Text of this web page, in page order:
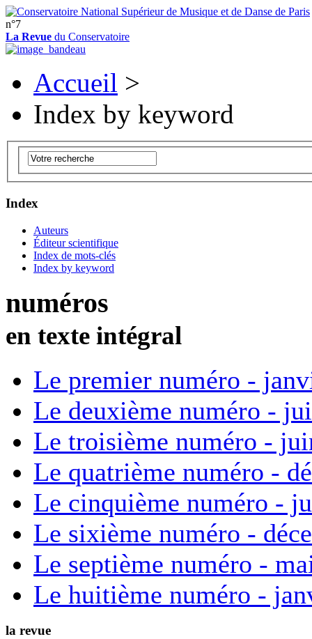
n°7
La Revue du Conservatoire
Accueil >
Index by keyword
Index
Auteurs
Éditeur scientifique
Index de mots-clés
Index by keyword
numéros
en texte intégral
Le premier numéro -
Le deuxième numéro -
Le troisième numéro -
Le quatrième numéro -
Le cinquième numéro -
Le sixième numéro -
Le septième numéro -
Le huitième numéro -
la revue